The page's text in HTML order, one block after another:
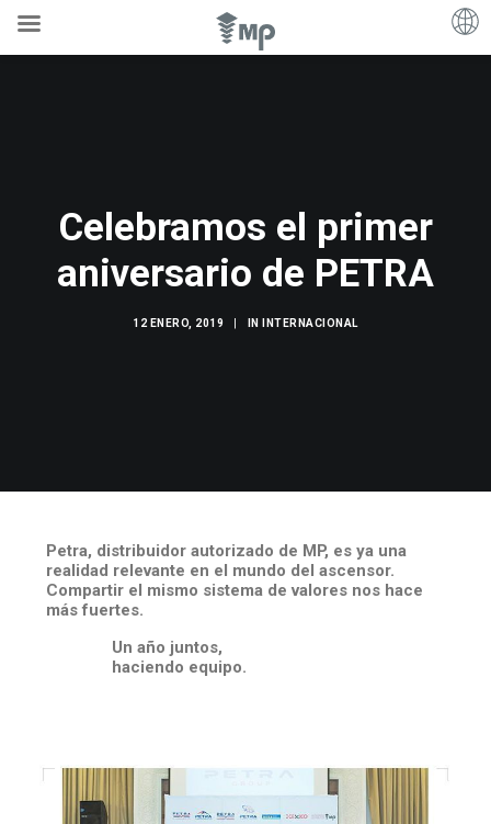
Celebramos el primer
aniversario de PETRA
12 ENERO, 2019 IN INTERNACIONAL
Petra, distribuidor autorizado de MP, es ya una
realidad relevante en el mundo del ascensor.
Compartir el mismo sistema de valores nos hace
más fuertes.
Un año juntos,
haciendo equipo.